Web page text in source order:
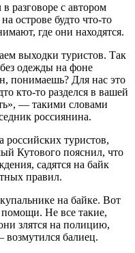
разговоре с автором
острове будто что-то
где они находятся.
выходки туристов. Так
одежды на фоне
понимаешь? Для нас это
кто-то разделся в вашей
— такими словами
россиянина.
туристов,
Кутового пояснил, что
садятся на байк
правил.
на байке. Вот
Не все такие,
злятся на полицию,
возмутился балиец.